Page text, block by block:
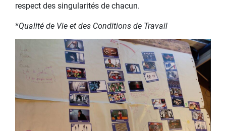
respect des singularités de chacun.
*Qualité de Vie et des Conditions de Travail